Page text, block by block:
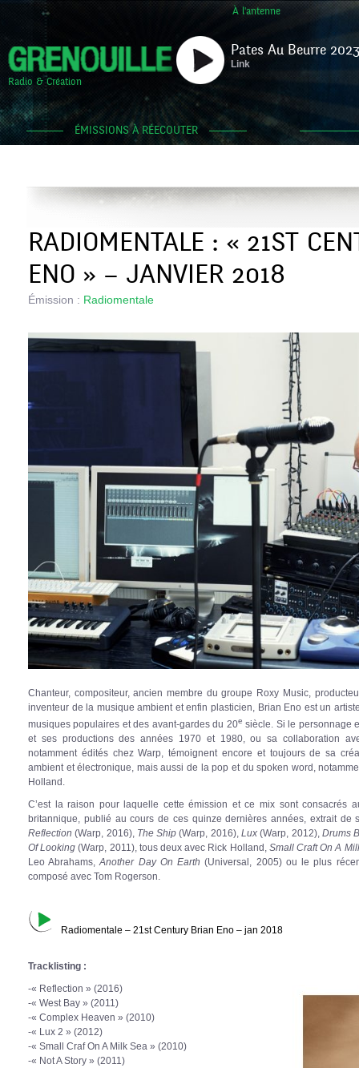
À l'antenne
Radio & Création
Pates Au Beurre
Link
ÉMISSIONS À RÉECOUTER
RADIOMENTALE : « 21ST
ENO » – JANVIER 2018
Émission : Radiomentale
Chanteur, compositeur, ancien membre du groupe Roxy Music,
inventeur de la musique ambient et enfin plasticien, Brian Eno est un
musiques populaires et des avant-gardes du 20e siècle. Si le personnage
et ses productions des années 1970 et 1980, ou sa collaboration
notamment édités chez Warp, témoignent encore et toujours de sa
ambient et électronique, mais aussi de la pop et du spoken word,
Holland.
C’est la raison pour laquelle cette émission et ce mix sont consacrés
britannique, publié au cours de ces quinze dernières années, extrait
Reflection (Warp, 2016), The Ship (Warp, 2016),Lux (Warp, 2012), Drums
Of Looking (Warp, 2011), tous deux avec Rick Holland, Small Craft On A
Leo Abrahams,Another Day On Earth (Universal, 2005) ou le plus
composé avec Tom Rogerson.
Radiomentale – 21st Century Brian Eno – jan 2018
Tracklisting :
-« Reflection » (2016)
-« West Bay » (2011)
-« Complex Heaven » (2010)
-« Lux 2 » (2012)
-« Small Craf On A Milk Sea » (2010)
-« Not A Story » (2011)